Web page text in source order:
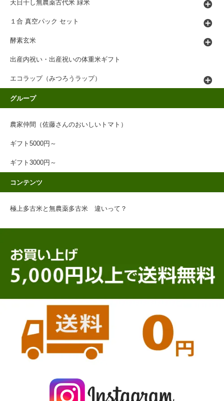
天日干し無農薬古代米 緑米
１合 真空パック セット
酵素玄米
出産内祝い・出産祝いの体重米ギフト
エコラップ（みつろうラップ）
グループ
農家仲間（佐藤さんのおいしいトマト）
ギフト5000円～
ギフト3000円～
コンテンツ
極上多古米と無農薬多古米 違いって？